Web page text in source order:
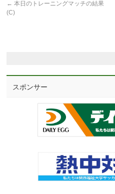
← 本日のトレーニングマッチの結果
(C)
スポンサー